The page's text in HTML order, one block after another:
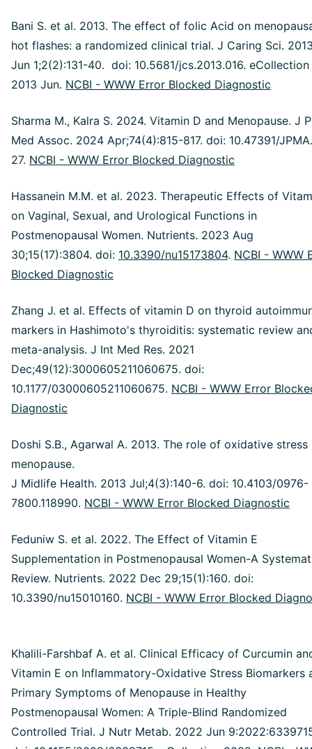
Bani S. et al. 2013. The effect of folic Acid on
hot flashes: a randomized clinical trial. J Caring Sci.
Jun 1;2(2):131-40. doi: 10.5681/jcs.2013.016. eCollection
2013 Jun. NCBI - WWW Error Blocked Diagnostic
Sharma M., Kalra S. 2024. Vitamin D and Menopause. J
Med Assoc. 2024 Apr;74(4):815-817. doi: 10.47391/
27. NCBI - WWW Error Blocked Diagnostic
Hassanein M.M. et al. 2023. Therapeutic Effects of
on Vaginal, Sexual, and Urological Functions in
Postmenopausal Women. Nutrients. 2023 Aug
30;15(17):3804. doi: 10.3390/nu15173804. NCBI - WWW
Blocked Diagnostic
Zhang J. et al. Effects of vitamin D on thyroid
markers in Hashimoto's thyroiditis: systematic review
meta-analysis. J Int Med Res. 2021
Dec;49(12):3000605211060675. doi:
10.1177/03000605211060675. NCBI - WWW Error
Diagnostic
Doshi S.B., Agarwal A. 2013. The role of oxidative stress
menopause.
J Midlife Health. 2013 Jul;4(3):140-6. doi: 10.4103/0976-
7800.118990. NCBI - WWW Error Blocked Diagnostic
Feduniw S. et al. 2022. The Effect of Vitamin E
Supplementation in Postmenopausal Women-A
Review. Nutrients. 2022 Dec 29;15(1):160. doi:
10.3390/nu15010160. NCBI - WWW Error Blocked
Khalili-Farshbaf A. et al. Clinical Efficacy of Curcumin
Vitamin E on Inflammatory-Oxidative Stress Biomarkers
Primary Symptoms of Menopause in Healthy
Postmenopausal Women: A Triple-Blind Randomized
Controlled Trial. J Nutr Metab. 2022 Jun